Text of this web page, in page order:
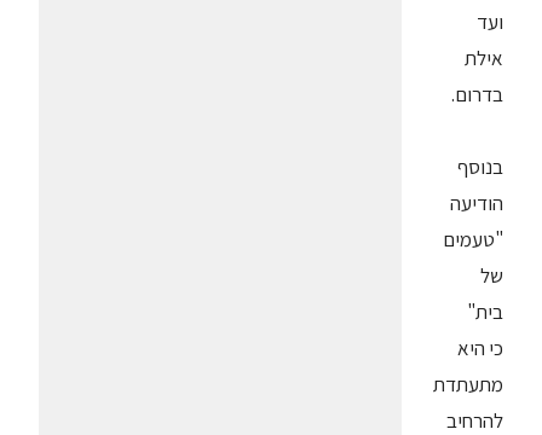
ועד
אילת
בדרום.
בנוסף
הודיעה
"טעמים
של
בית"
כי היא
מתעתדת
להרחיב